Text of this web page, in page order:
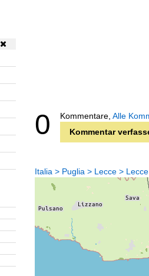

0 Kommentare, Alle
Kommentar
Italia > Puglia > Lecce > Lecce